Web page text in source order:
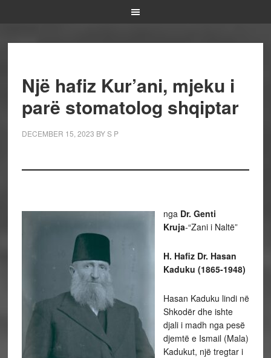
Një hafiz Kur’ani, mjeku i
parë stomatolog shqiptar
DECEMBER 15, 2023 BYS P
ngaDr. Genti
Kruja-“Zani i Naltë”
H. Hafiz Dr. Hasan
Kaduku (1865-1948)
Hasan Kaduku lindi në
Shkodër dhe ishte
djali i madh nga pesë
djemtë e Ismail (Mala)
Kadukut, një tregtar i